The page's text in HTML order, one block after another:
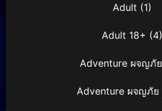
Adult (1)
Adult 18+ (4)
Adventure ผจญภัย
Adventure ผจญภัย